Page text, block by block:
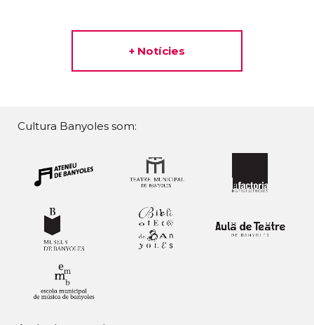
+ Notícies
Cultura Banyoles som: